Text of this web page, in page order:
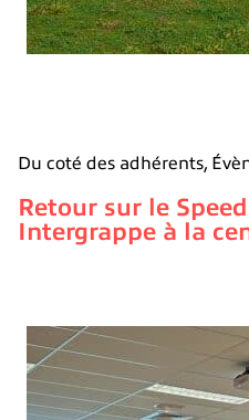
Du coté des adhérents,
Retour sur le
Intergrappe à la